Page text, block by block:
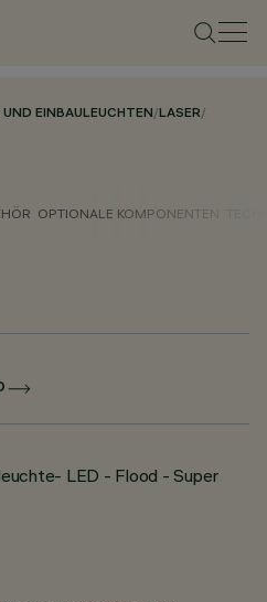
EINBAULEUCHTEN/LASER/
OPTIONALE KOMPONENTEN
LED - Flood - Super